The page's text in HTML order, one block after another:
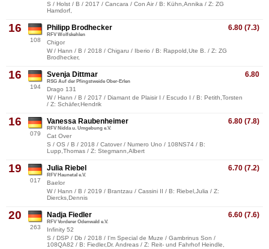
S / Holst / B / 2017 / Cancara / Con Air / B: Kühn,Annika / Z: ZG
Hamdorf,
16
108
6.80 (7.3)
Philipp Brodhecker
RFV Wolfskehlen
Chigor
W / Hann / B / 2018 / Chigaru / Iberio / B: Rappold,Ute B. / Z: ZG
Brodhecker,
16
194
6.80
Svenja Dittmar
RSG Auf der Pfingstweide Ober-Erlen
Drago 131
W / Hann / B / 2017 / Diamant de Plaisir I / Escudo I / B: Petith,Torsten
/ Z: Schäfer,Hendrik
16
079
6.80 (7.8)
Vanessa Raubenheimer
RFV Nidda u. Umgebung e.V.
Cat Over
S / OS / B / 2018 / Catover / Numero Uno / 108NS74 / B:
Lupp,Thomas / Z: Stegmann,Albert
19
017
6.70 (7.2)
Julia Riebel
RFV Haunetal e.V.
Baelor
W / Hann / B / 2019 / Brantzau / Cassini II / B: Riebel,Julia / Z:
Diercks,Dennis
20
263
6.60 (7.6)
Nadja Fiedler
RFV Vorderer Odenwald e.V.
Infinity 52
S / DSP / Db / 2018 / I'm Special de Muze / Gambrinus Son /
108QA82 / B: Fiedler,Dr. Andreas / Z: Reit- und Fahrhof Heindle,